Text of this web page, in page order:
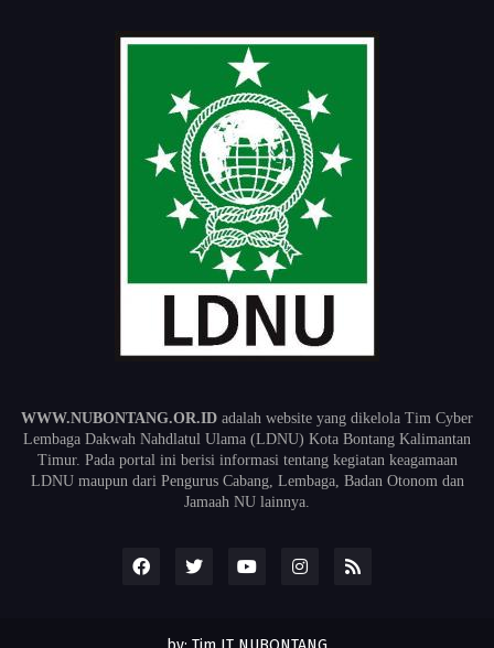
WWW.NUBONTANG.OR.ID adalah website yang dikelola Tim Cyber
Lembaga Dakwah Nahdlatul Ulama (LDNU) Kota Bontang Kalimantan
Timur. Pada portal ini berisi informasi tentang kegiatan keagamaan
LDNU maupun dari Pengurus Cabang, Lembaga, Badan Otonom dan
Jamaah NU lainnya.